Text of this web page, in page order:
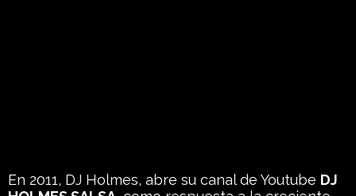
En 2011, DJ Holmes, abre su canal de Youtube DJ